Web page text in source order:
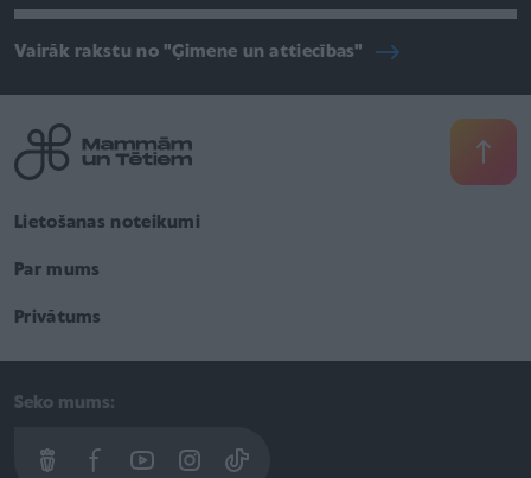
Vairāk rakstu no "Ģimene un attiecības"
Lietošanas noteikumi
Par mums
Privātums
Seko mums: